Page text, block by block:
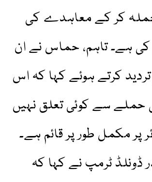
کر کے معاہدے کی
ہے۔ تاہم، حماس نے ان
کرتے ہوئے کہا کہ اس
حملے سے کوئی تعلق نہیں
پر مکمل طور پر قائم ہے۔
ڈونلڈ ٹرمپ نے کہا کہ